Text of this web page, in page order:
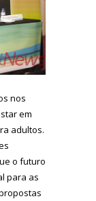
nos
em
adultos.
o futuro
para as